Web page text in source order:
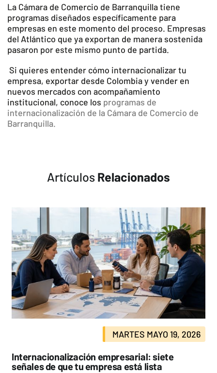
La Cámara de Comercio de Barranquilla tiene
programas diseñados específicamente para
empresas en este momento del proceso. Empresas
del Atlántico que ya exportan de manera sostenida
pasaron por este mismo punto de partida.
Si quieres entender cómo internacionalizar tu
empresa, exportar desde Colombia y vender en
nuevos mercados con acompañamiento
institucional, conoce los programas de
internacionalización de la Cámara de Comercio de
Barranquilla.
Artículos Relacionados
MARTES MAYO 19, 2026
Internacionalización empresarial: siete
señales de que tu empresa está lista